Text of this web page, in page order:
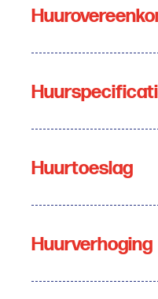
Huurtoeslag
Huurverhoging